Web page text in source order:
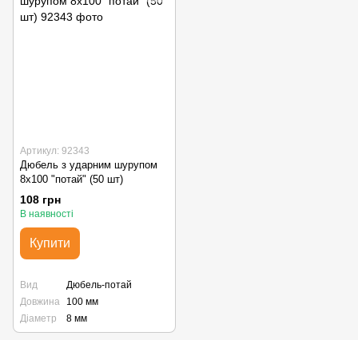
Артикул: 92343
Дюбель з ударним шурупом
8х100 "потай" (50 шт)
108 грн
В наявності
Купити
Вид
Дюбель-потай
Довжина
100 мм
Діаметр
8 мм